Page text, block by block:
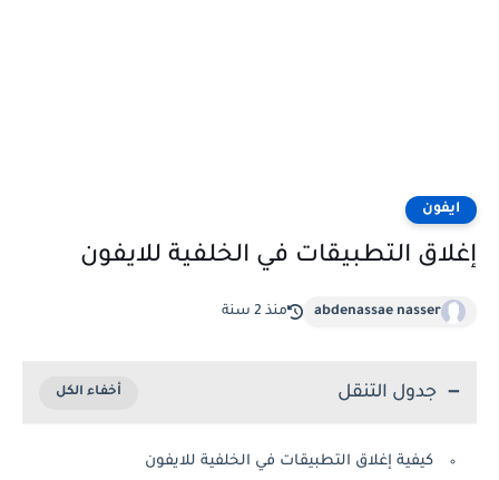
ايفون
إغلاق التطبيقات في الخلفية للايفون
abdenassae nasser منذ 2 سنة
جدول التنقل
كيفية إغلاق التطبيقات في الخلفية للايفون